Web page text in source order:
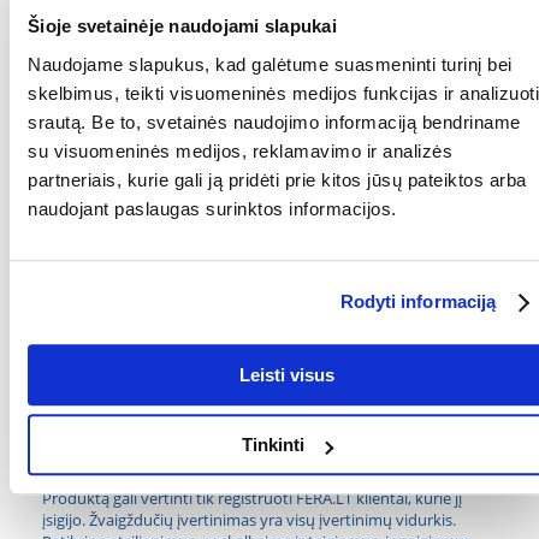
Šioje svetainėje naudojami slapukai
Naudojame slapukus, kad galėtume suasmeninti turinį bei
skelbimus, teikti visuomeninės medijos funkcijas ir analizuoti
srautą. Be to, svetainės naudojimo informaciją bendriname
su visuomeninės medijos, reklamavimo ir analizės
partneriais, kurie gali ją pridėti prie kitos jūsų pateiktos arba
naudojant paslaugas surinktos informacijos.
Rodyti informaciją
Leisti visus
Tinkinti
"Tetra Pro Algae" yra augalinis maistas žuvims. Jis atitinka visų žolėdžių
žuvų poreikius (tinka ir burnoje gyvenančioms žuvims). Naujoviška
žemos temperatūros gamybos technologija išsaugo daugiau vitaminų
ir mikroelementų. Palaiko žuvų atsparumą ligoms.
Pakuotė: 100 ml.
RŪŠIS: Tabletės
Parametrai
TŪRIS (L): 0.1
Kokios yra prekių vertinimo taisyklės?
Produktą gali vertinti tik registruoti FERA.LT klientai, kurie jį
įsigijo. Žvaigždučių įvertinimas yra visų įvertinimų vidurkis.